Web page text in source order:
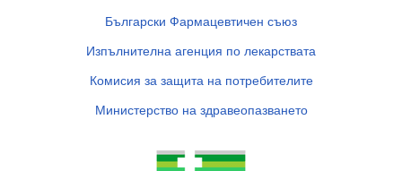
Български Фармацевтичен съюз
Изпълнителна агенция по лекарствата
Комисия за защита на потребителите
Министерство на здравеопазването